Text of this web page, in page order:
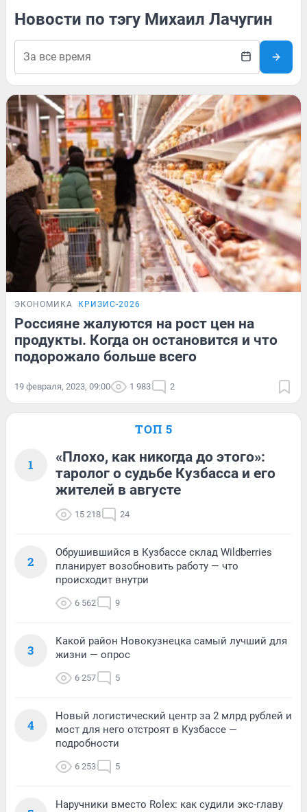
Новости по тэгу Михаил Лачугин
ЭКОНОМИКА КРИЗИС-2026
Россияне жалуются на рост цен на
продукты. Когда он остановится и что
подорожало больше всего
19 февраля, 2023, 09:00 1 983 2
ТОП 5
1
«Плохо, как никогда до этого»:
таролог о судьбе Кузбасса и его
жителей в августе
15 218 24
2
Обрушившийся в Кузбассе склад Wildberries
планирует возобновить работу — что
происходит внутри
6 562 9
3
Какой район Новокузнецка самый лучший для
жизни — опрос
6 257 5
4
Новый логистический центр за 2 млрд рублей и
мост для него отстроят в Кузбассе —
подробности
6 253 5
Наручники вместо Rolex: как судили экс-главу